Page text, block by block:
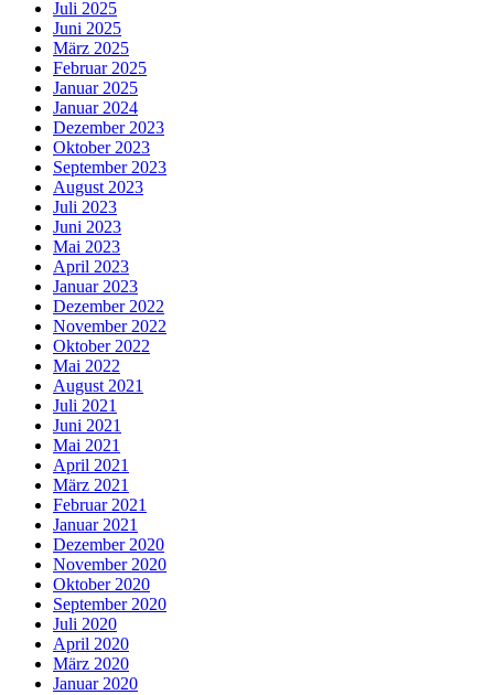
Juli 2025
Juni 2025
März 2025
Februar 2025
Januar 2025
Januar 2024
Dezember 2023
Oktober 2023
September 2023
August 2023
Juli 2023
Juni 2023
Mai 2023
April 2023
Januar 2023
Dezember 2022
November 2022
Oktober 2022
Mai 2022
August 2021
Juli 2021
Juni 2021
Mai 2021
April 2021
März 2021
Februar 2021
Januar 2021
Dezember 2020
November 2020
Oktober 2020
September 2020
Juli 2020
April 2020
März 2020
Januar 2020